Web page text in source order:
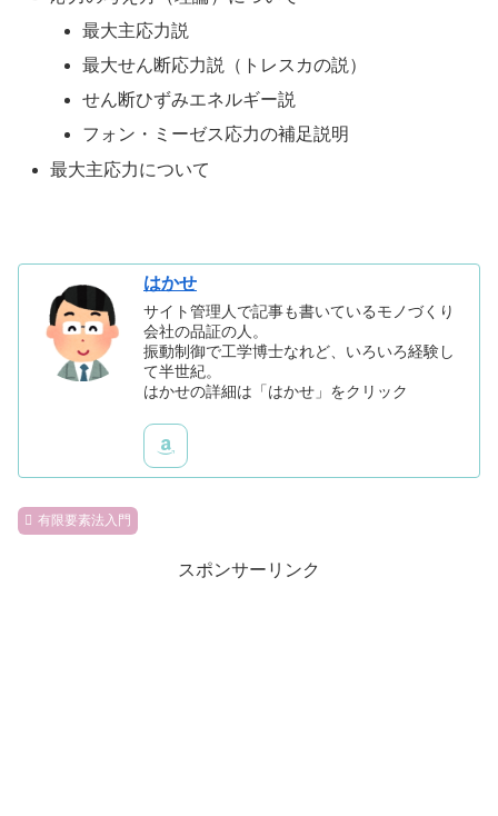
最大主応力説
最大せん断応力説（トレスカの説）
せん断ひずみエネルギー説
フォン・ミーゼス応力の補足説明
最大主応力について
はかせ
サイト管理人で記事も書いているモノづくり
会社の品証の人。
振動制御で工学博士なれど、いろいろ経験し
て半世紀。
はかせの詳細は「はかせ」をクリック
有限要素法入門
スポンサーリンク